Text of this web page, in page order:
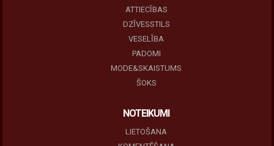
ATTIECĪBAS
DZĪVESSTILS
VESELĪBA
PADOMI
MODE&SKAISTUMS
ŠOKS
NOTEIKUMI
LIETOŠANA